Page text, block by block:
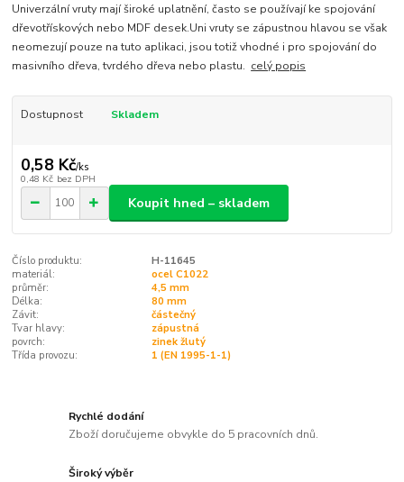
Univerzální vruty mají široké uplatnění, často se používají ke spojování
dřevotřískových nebo MDF desek.Uni vruty se zápustnou hlavou se však
neomezují pouze na tuto aplikaci, jsou totiž vhodné i pro spojování do
masivního dřeva, tvrdého dřeva nebo plastu. celý popis
Dostupnost Skladem
0,58 Kč/ks
0,48 Kč bez DPH
Koupit hned – skladem
Číslo produktu:
H-11645
materiál:
ocel C1022
průměr:
4,5 mm
Délka:
80 mm
Závit:
částečný
Tvar hlavy:
zápustná
povrch:
zinek žlutý
Třída provozu:
1 (EN 1995-1-1)
Rychlé dodání
Zboží doručujeme obvykle do 5 pracovních dnů.
Široký výběr